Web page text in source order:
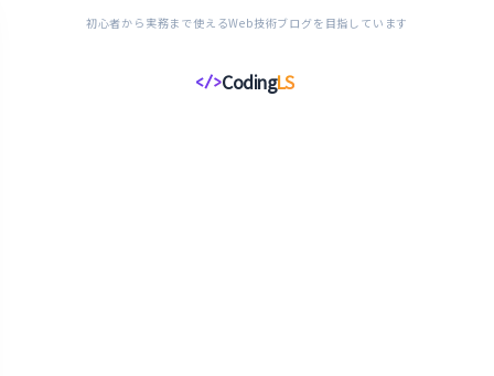
初心者から実務まで使えるWeb技術ブログを目指しています
</>CodingLS
コ